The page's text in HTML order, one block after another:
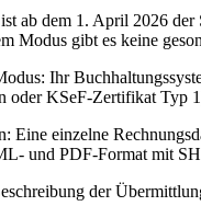
ab dem 1. April 2026
Modus gibt es keine
Ihr
oder KSeF-Zertifikat Typ
Eine einzelne
und PDF-Format mit
der